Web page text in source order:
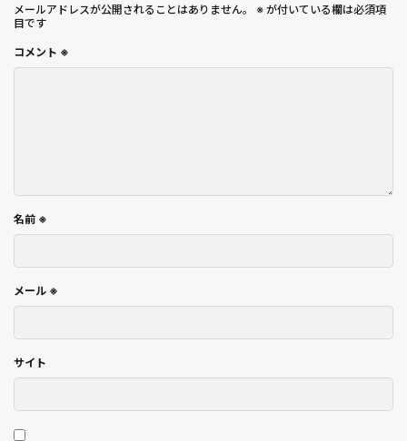
メールアドレスが公開されることはありません。 ※ が付いている欄は必須項
目です
コメント ※
名前 ※
メール ※
サイト